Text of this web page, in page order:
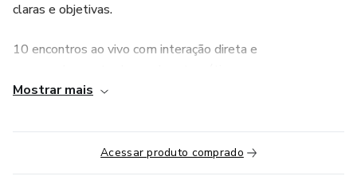
claras e objetivas.
10 encontros ao vivo com interação direta e
Enem.
Planilha de estudos para organizar sua rotina e otimizar seu
Mostrar mais
Acessar produto comprado